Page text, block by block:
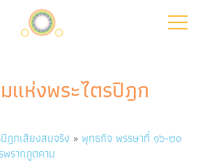
แห่งพระไตรปิฎก
ฎกเสียงสมจริง
พุทธกิจ พรรษาที่ ๑๖-๒๐
รากภูตคาม